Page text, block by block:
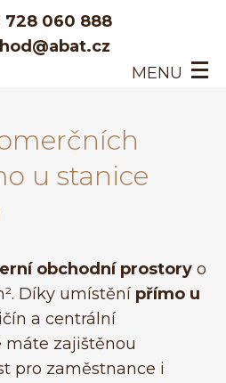
728 060 888
MENU
INTERIÉROVÉ DVEŘE
u stanice
obchodní prostory o
Díky umístění přímo u
a centrální
máte zajištěnou
pro zaměstnance i